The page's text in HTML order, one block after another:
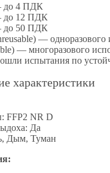
до 4 ПДК
до 12 ПДК
до 50 ПДК
— одноразового
— многоразового
испытания по
характеристики
FFP2 NR D
Да
Дым, Туман